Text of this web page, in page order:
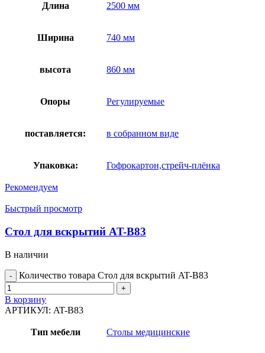
Длина 2500 мм
Ширина 740 мм
высота 860 мм
Опоры Регулируемые
поставляется: в собранном виде
Упаковка: Гофрокартон,стрейч-плёнка
Рекомендуем
Быстрый просмотр
Стол для вскрытий AT-B83
В наличии
Количество товара Стол для вскрытий AT-B83
В корзину
АРТИКУЛ: AT-B83
Тип мебели Столы медицинские